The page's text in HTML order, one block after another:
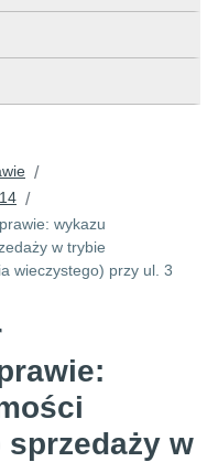
/
/
wykazu
w trybie
wieczystego) przy ul. 3
sprzedaży w